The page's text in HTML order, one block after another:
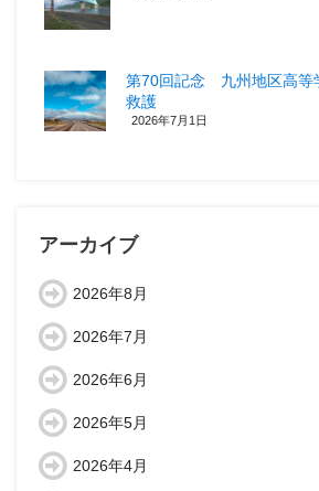
第70回記念 九州地区高等
救護
2026年7月1日
アーカイブ
2026年8月
2026年7月
2026年6月
2026年5月
2026年4月